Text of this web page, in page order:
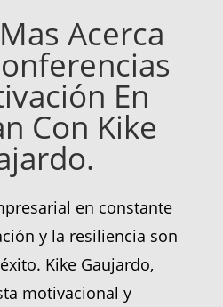
Acerca
En
Con Kike
en constante
y la resiliencia son
Kike Gaujardo,
motivacional y